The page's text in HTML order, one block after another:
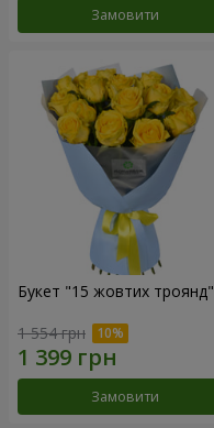
Замовити
Букет "15 жовтих троянд"
1 554 грн
Замовити